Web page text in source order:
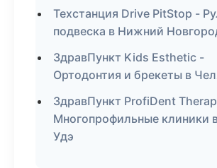
Техстанция Drive PitStop -
подвеска в Нижний
ЗдравПункт Kids Esthetic -
Ортодонтия и брекеты в
ЗдравПункт ProfiDent
Многопрофильные клиники
Удэ